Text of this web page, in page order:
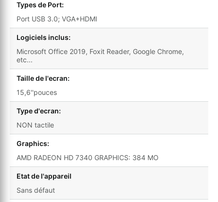
Types de Port:
Port USB 3.0; VGA+HDMI
Logiciels inclus:
Microsoft Office 2019, Foxit Reader, Google Chrome,
etc...
Taille de l'ecran:
15,6''pouces
Type d'ecran:
NON tactile
Graphics:
AMD RADEON HD 7340 GRAPHICS: 384 MO
Etat de l'appareil
Sans défaut